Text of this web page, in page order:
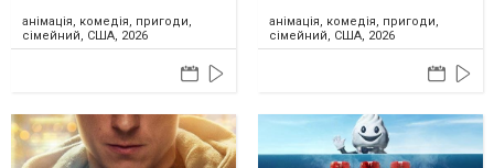
анімація, комедія, пригоди,
сімейний, США, 2026
анімація, комедія, пригоди,
сімейний, США, 2026